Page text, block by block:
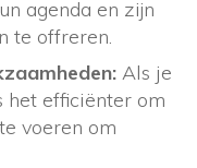
agenda en zijn
te offreren.
Als je
het efficiënter om
voeren om